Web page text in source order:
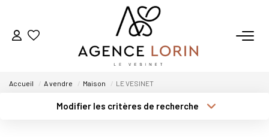
ACHETER
Accueil A vendre Maison LE VESINET
Modifier les critères de recherche